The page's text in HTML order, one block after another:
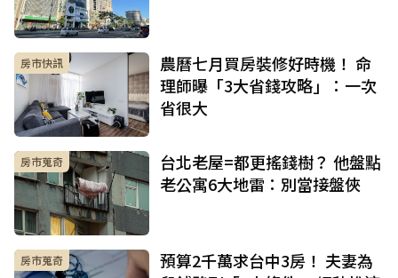
房市快訊
農曆七月買房裝修好時機！ 命
理師曝「3大省錢攻略」：一次
省很大
房市蒐奇
台北老屋=都更搖錢樹？ 他盤點
老公寓6大地雷：別當接盤俠
房市蒐奇
預算2千萬求台中3房！ 夫妻為